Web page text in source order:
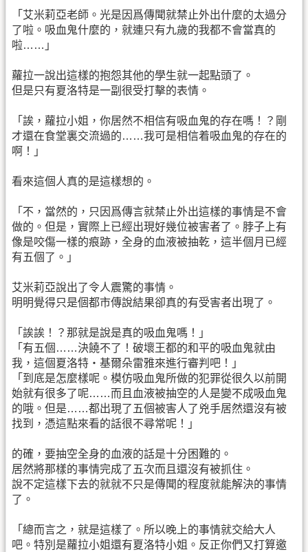
「艾米莉亞老師。光是因爲傳聞就禁止外出什麼的太過分
了啦。吸血鬼什麼的，就連只有九歲的我都不會當真的
啦……」
蘿拉一說出這樣的抱怨其他的學生就一起點頭了。
但是只有夏洛特是一副很受打擊的表情。
「誒，蘿拉小姐，你居然不相信有吸血鬼的存在嗎！？剛
才還在食堂裏交流過的……我可是相信着吸血鬼的存在的
啊！」
看來這個人真的是這樣想的。
「不，當然的，只因爲傳言就禁止外出這樣的事情是不會
做的。但是，實際上已經出現好幾位被害者了。脖子上有
像是咬傷一樣的痕跡，全身的血液被抽乾，這半個月已經
有五個了。」
艾米莉亞說出了令人震驚的事情。
明明覺得只是個都市傳說結果卻真的有受害者出現了。
「誒誒！？那就是說是真的吸血鬼嗎！」
「有五個……決饒不了！破壞王都的和平的吸血鬼就由
我，這個夏洛特‧基爾朵雷雅來進行審判吧！」
「到底是怎麼樣呢。模仿吸血鬼所做的犯罪從很久以前開
始就有很多了呢……而且血液被抽空的人是變不成吸血鬼
的哦。但是……都出現了五個被害人了兇手居然還沒有被
找到，憑這點來看的話很不尋常呢！」
的確，要抽空全身的血液的話是十分困難的。
居然將那樣的事情完成了五次而且還沒有被抓住。
說不定這樣下去的就就不只是傳聞的程度就能解決的事情
了。
「總而言之，就是這樣了。所以晚上的事情就交給大人
吧。特別是蘿拉小姐還有夏洛特小姐。反正你們又打算邀